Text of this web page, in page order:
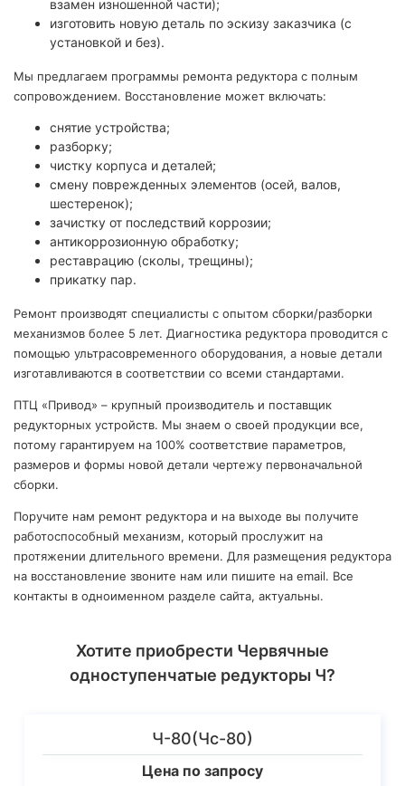
взамен изношенной части);
изготовить новую деталь по эскизу заказчика (с
установкой и без).
Мы предлагаем программы ремонта редуктора с полным
сопровождением. Восстановление может включать:
снятие устройства;
разборку;
чистку корпуса и деталей;
смену поврежденных элементов (осей, валов,
шестеренок);
зачистку от последствий коррозии;
антикоррозионную обработку;
реставрацию (сколы, трещины);
прикатку пар.
Ремонт производят специалисты с опытом сборки/разборки
механизмов более 5 лет. Диагностика редуктора проводится с
помощью ультрасовременного оборудования, а новые детали
изготавливаются в соответствии со всеми стандартами.
ПТЦ «Привод» – крупный производитель и поставщик
редукторных устройств. Мы знаем о своей продукции все,
потому гарантируем на 100% соответствие параметров,
размеров и формы новой детали чертежу первоначальной
сборки.
Поручите нам ремонт редуктора и на выходе вы получите
работоспособный механизм, который прослужит на
протяжении длительного времени. Для размещения редуктора
на восстановление звоните нам или пишите на email. Все
контакты в одноименном разделе сайта, актуальны.
Хотите приобрести Червячные
одноступенчатые редукторы Ч?
Ч-80(Чс-80)
Цена по запросу